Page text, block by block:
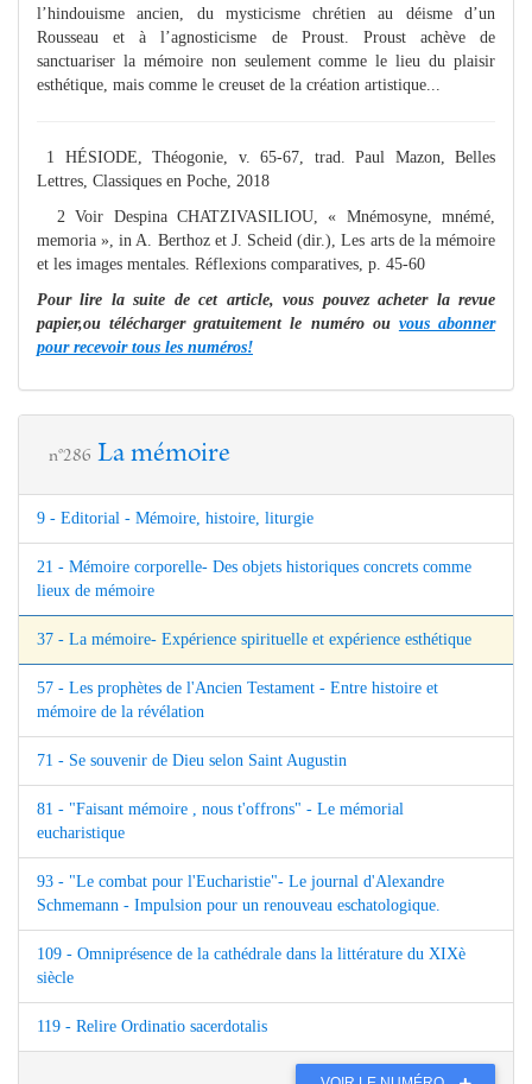
l’hindouisme ancien, du mysticisme chrétien au déisme d’un
Rousseau et à l’agnosticisme de Proust. Proust achève de
sanctuariser la mémoire non seulement comme le lieu du plaisir
esthétique, mais comme le creuset de la création artistique...
1 HÉSIODE, Théogonie, v. 65-67, trad. Paul Mazon, Belles
Lettres, Classiques en Poche, 2018
2 Voir Despina CHATZIVASILIOU, « Mnémosyne, mnémé,
memoria », in A. Berthoz et J. Scheid (dir.), Les arts de la mémoire
et les images mentales. Réflexions comparatives, p. 45-60
Pour lire la suite de cet article, vous pouvez acheter la revue
papier,ou télécharger gratuitement le numéro ou vous abonner
pour recevoir tous les numéros!
n°286 La mémoire
9 - Editorial - Mémoire, histoire, liturgie
21 - Mémoire corporelle- Des objets historiques concrets comme
lieux de mémoire
37 - La mémoire- Expérience spirituelle et expérience esthétique
57 - Les prophètes de l'Ancien Testament - Entre histoire et
mémoire de la révélation
71 - Se souvenir de Dieu selon Saint Augustin
81 - "Faisant mémoire , nous t'offrons" - Le mémorial
eucharistique
93 - "Le combat pour l'Eucharistie"- Le journal d'Alexandre
Schmemann - Impulsion pour un renouveau eschatologique.
109 - Omniprésence de la cathédrale dans la littérature du XIXè
siècle
119 - Relire Ordinatio sacerdotalis